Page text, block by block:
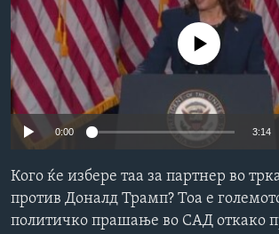
ИНТЕРВЈУА
Јазици
No media source currently
0:00 3:14
Кого ќе избере таа за партнер во
против Доналд Трамп? Тоа е
политичко прашање во САД откако